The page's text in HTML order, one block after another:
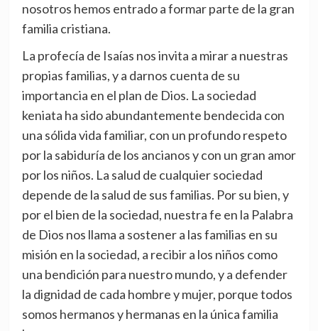
nosotros hemos entrado a formar parte de la gran
familia cristiana.
La profecía de Isaías nos invita a mirar a nuestras
propias familias, y a darnos cuenta de su
importancia en el plan de Dios. La sociedad
keniata ha sido abundantemente bendecida con
una sólida vida familiar, con un profundo respeto
por la sabiduría de los ancianos y con un gran amor
por los niños. La salud de cualquier sociedad
depende de la salud de sus familias. Por su bien, y
por el bien de la sociedad, nuestra fe en la Palabra
de Dios nos llama a sostener a las familias en su
misión en la sociedad, a recibir a los niños como
una bendición para nuestro mundo, y a defender
la dignidad de cada hombre y mujer, porque todos
somos hermanos y hermanas en la única familia